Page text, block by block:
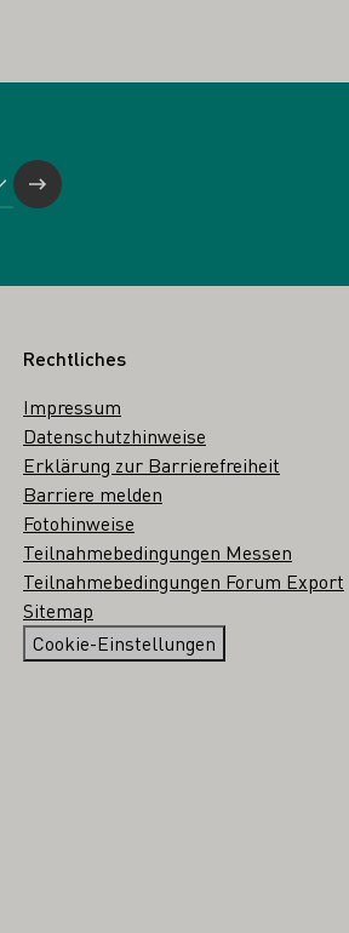
Rechtliches
Impressum
Datenschutzhinweise
Erklärung zur Barrierefreiheit
Barriere melden
Fotohinweise
Teilnahmebedingungen Messen
Teilnahmebedingungen Forum Export
Sitemap
Cookie-Einstellungen